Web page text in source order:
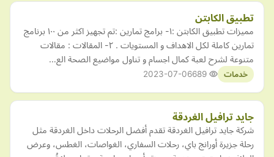
تطبيق الكابتن
مميزات تطبيق الكابتن :١- برامج تمارين :تم تجهيز اكثر من ١٠٠ برنامج
تمارين كاملة لكل الاهداف و المستويات . ٢- المقالات : مقالات
متنوعة لشرح لعبة كمال اجسام و تناول مواضيع الصحة الع…
خدمات 2023-07-06
جايد ترافيل الغردقة
شركة جايد ترافيل الغردقة تقدم أفضل الرحلات داخل الغردقة مثل
رحلة جزيرة أورانج باي، رحلات السفاري، الغواصات، الغطس، وعرض